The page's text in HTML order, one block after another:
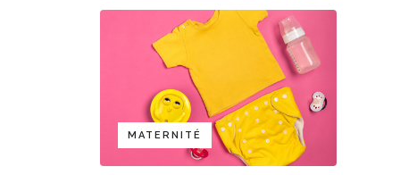
MATERNITÉ